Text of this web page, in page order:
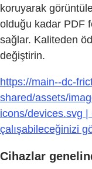
koruyarak
olduğu kadar PDF
sağlar. Kaliteden
değiştirin.
https://main--dc-
shared/assets/
icons/devices.svg |
çalışabileceğinizi
Cihazlar